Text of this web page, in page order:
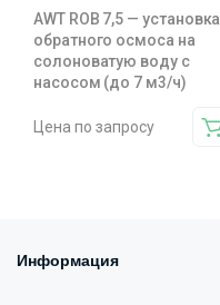
AWT ROB 7,5 — установка
обратного осмоса на
солоноватую воду с
насосом (до 7 м3/ч)
Цена по запросу
Информация